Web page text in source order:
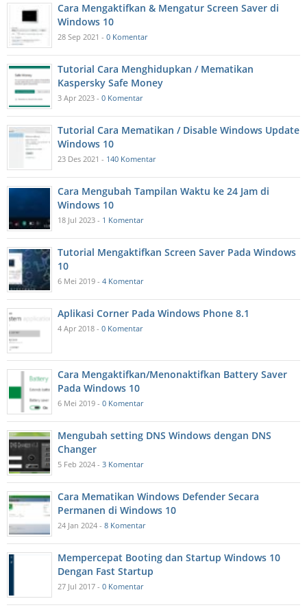
Cara Mengaktifkan & Mengatur Screen Saver di
Windows 10
28 Sep 2021 - 0 Komentar
Tutorial Cara Menghidupkan / Mematikan
Kaspersky Safe Money
3 Apr 2023 - 0 Komentar
Tutorial Cara Mematikan / Disable Windows Update
Windows 10
23 Des 2021 - 140 Komentar
Cara Mengubah Tampilan Waktu ke 24 Jam di
Windows 10
18 Jul 2023 - 1 Komentar
Tutorial Mengaktifkan Screen Saver Pada Windows
10
6 Mei 2019 - 4 Komentar
Aplikasi Corner Pada Windows Phone 8.1
4 Apr 2018 - 0 Komentar
Cara Mengaktifkan/Menonaktifkan Battery Saver
Pada Windows 10
6 Mei 2019 - 0 Komentar
Mengubah setting DNS Windows dengan DNS
Changer
5 Feb 2024 - 3 Komentar
Cara Mematikan Windows Defender Secara
Permanen di Windows 10
24 Jan 2024 - 8 Komentar
Mempercepat Booting dan Startup Windows 10
Dengan Fast Startup
27 Jul 2017 - 0 Komentar